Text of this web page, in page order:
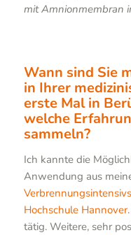
mit Amnionmembran
Wann sind Sie
in Ihrer
erste Mal in
welche
sammeln?
Ich kannte die
Anwendung aus
Hochschule Hannover
tätig. Weitere, sehr